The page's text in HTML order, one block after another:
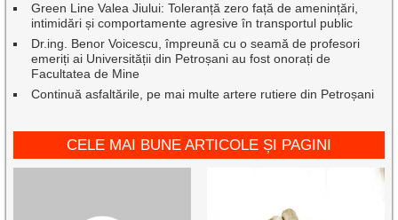
Green Line Valea Jiului: Toleranță zero față de amenințări,
intimidări și comportamente agresive în transportul public
Dr.ing. Benor Voicescu, împreună cu o seamă de profesori
emeriți ai Universității din Petroșani au fost onorați de
Facultatea de Mine
Continuă asfaltările, pe mai multe artere rutiere din Petroșani
CELE MAI BUNE ARTICOLE ȘI PAGINI